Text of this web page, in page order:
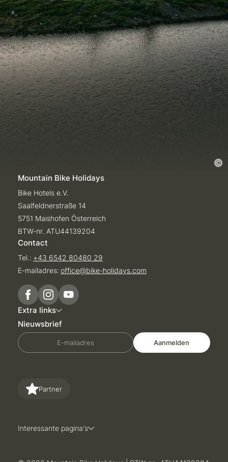
Mountain Bike Holidays
Bike Hotels e.V.
Saalfeldnerstraße 14
5751 Maishofen Österreich
BTW-nr. ATU44139204
Contact
Tel.: +43 6542 80480 29
E-mailadres: office@bike-holidays.com
Extra links
Nieuwsbrief
E-mailadres Aanmelden
Partner
Interessante pagina's